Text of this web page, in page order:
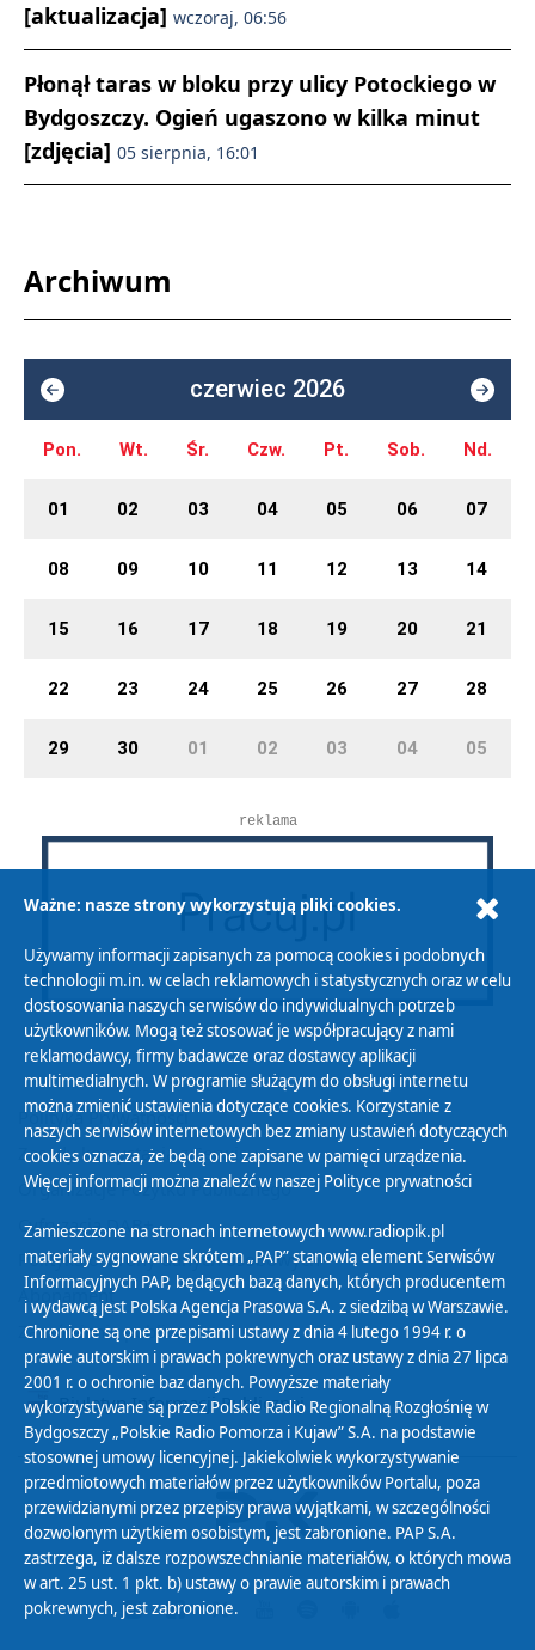
[aktualizacja] wczoraj, 06:56
Płonął taras w bloku przy ulicy Potockiego w
Bydgoszczy. Ogień ugaszono w kilka minut
[zdjęcia] 05 sierpnia, 16:01
Archiwum
czerwiec 2026
Pon. Wt. Śr. Czw. Pt. Sob. Nd.
01 02 03 04 05 06 07
08 09 10 11 12 13 14
15 16 17 18 19 20 21
22 23 24 25 26 27 28
29 30 01 02 03 04 05
reklama
Polityka Prywatności
Zasady korzystania z Serwisu
Organizacje Pożytku Publicznego
Cyfryzacja DAB+
Polityka ochrony danych osobowych
Abonament
Zamówienia publiczne
Biuletyn Informacji Publicznej
Ważne: nasze strony wykorzystują pliki cookies.
Używamy informacji zapisanych za pomocą cookies i podobnych
technologii m.in. w celach reklamowych i statystycznych oraz w celu
dostosowania naszych serwisów do indywidualnych potrzeb
użytkowników. Mogą też stosować je współpracujący z nami
reklamodawcy, firmy badawcze oraz dostawcy aplikacji
multimedialnych. W programie służącym do obsługi internetu
można zmienić ustawienia dotyczące cookies. Korzystanie z
naszych serwisów internetowych bez zmiany ustawień dotyczących
cookies oznacza, że będą one zapisane w pamięci urządzenia.
Więcej informacji można znaleźć w naszej Polityce prywatności
Zamieszczone na stronach internetowych www.radiopik.pl
materiały sygnowane skrótem „PAP” stanowią element Serwisów
Informacyjnych PAP, będących bazą danych, których producentem
i wydawcą jest Polska Agencja Prasowa S.A. z siedzibą w Warszawie.
Chronione są one przepisami ustawy z dnia 4 lutego 1994 r. o
prawie autorskim i prawach pokrewnych oraz ustawy z dnia 27 lipca
2001 r. o ochronie baz danych. Powyższe materiały
wykorzystywane są przez Polskie Radio Regionalną Rozgłośnię w
Bydgoszczy „Polskie Radio Pomorza i Kujaw” S.A. na podstawie
stosownej umowy licencyjnej. Jakiekolwiek wykorzystywanie
przedmiotowych materiałów przez użytkowników Portalu, poza
przewidzianymi przez przepisy prawa wyjątkami, w szczególności
dozwolonym użytkiem osobistym, jest zabronione. PAP S.A.
zastrzega, iż dalsze rozpowszechnianie materiałów, o których mowa
w art. 25 ust. 1 pkt. b) ustawy o prawie autorskim i prawach
pokrewnych, jest zabronione.